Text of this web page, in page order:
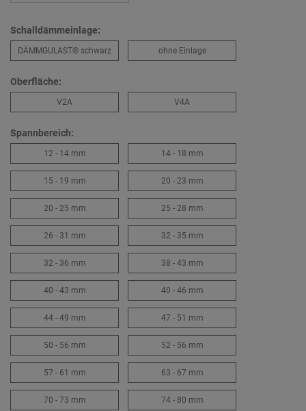
Schalldämmeinlage:
DÄMMGULAST® schwarz ohne Einlage
Oberfläche:
V2A V4A
Spannbereich:
12 - 14 mm 14 - 18 mm
15 - 19 mm 20 - 23 mm
20 - 25 mm 25 - 28 mm
26 - 31 mm 32 - 35 mm
32 - 36 mm 38 - 43 mm
40 - 43 mm 40 - 46 mm
44 - 49 mm 47 - 51 mm
50 - 56 mm 52 - 56 mm
57 - 61 mm 63 - 67 mm
70 - 73 mm 74 - 80 mm